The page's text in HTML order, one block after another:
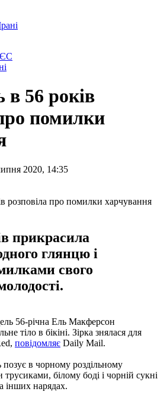
ЄС
в 56 років
помилки
2020, 14:35
прикрасила
глянцю і
свого
56-річна Ель Макферсон
тіло в бікіні. Зірка знялася для
повідомляє Daily Mail.
в чорному роздільному
білому боді і чорній сукні
інших нарядах.